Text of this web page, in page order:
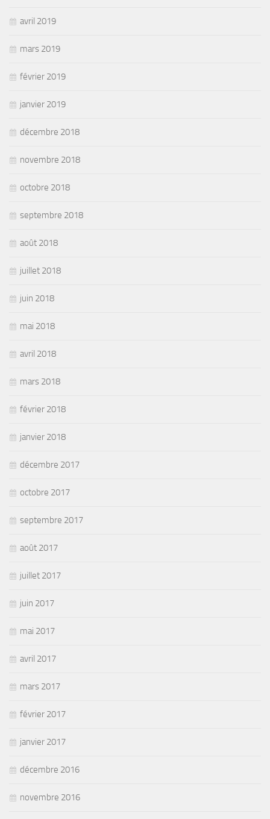
avril 2019
mars 2019
février 2019
janvier 2019
décembre 2018
novembre 2018
octobre 2018
septembre 2018
août 2018
juillet 2018
juin 2018
mai 2018
avril 2018
mars 2018
février 2018
janvier 2018
décembre 2017
octobre 2017
septembre 2017
août 2017
juillet 2017
juin 2017
mai 2017
avril 2017
mars 2017
février 2017
janvier 2017
décembre 2016
novembre 2016